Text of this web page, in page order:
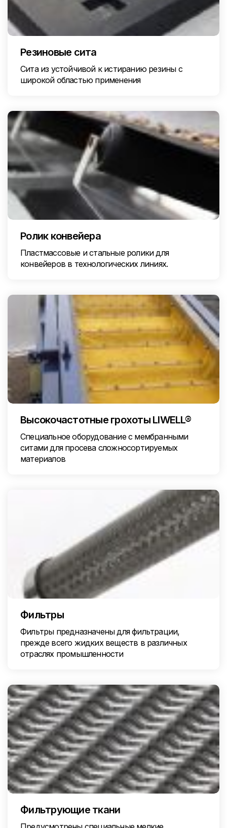
Резиновые сита
Сита из устойчивой к истиранию резины с
широкой областью применения
Ролик конвейера
Пластмассовые и стальные ролики для
конвейеров в технологических линиях.
Высокочастотные грохоты LIWELL®
Специальное оборудование с мембранными
ситами для просева сложносортируемых
материалов
Фильтры
Фильтры предназначены для фильтрации,
прежде всего жидких веществ в различных
отраслях промышленности
Фильтрующие ткани